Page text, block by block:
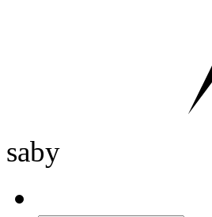
saby